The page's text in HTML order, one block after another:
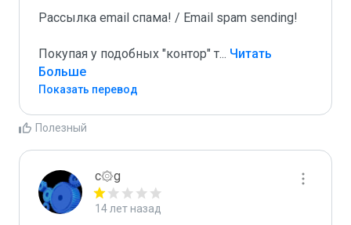
Рассылка email спама! / Email spam sending!
Покупая у подобных "контор" т... Читать
Больше
Показать перевод
Полезный
c۞g
14 лет назад